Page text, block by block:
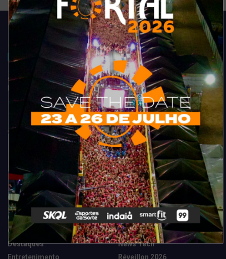
Acompanhe todas as novidades do entretenimento na região de
Fortaleza. Dicas, promoções, coberturas exclusivas e muito mais.
Categorias
Camarote Vip Junino
Cidade
Destaques
Entretenimento
Marketing E Negócios
Música
News Tech
Réveillon 2026